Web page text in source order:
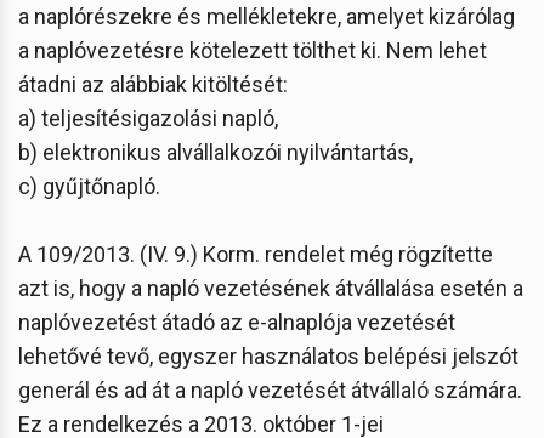
a naplórészekre és mellékletekre, amelyet kizárólag
a naplóvezetésre kötelezett tölthet ki. Nem lehet
átadni az alábbiak kitöltését:
a) teljesítésigazolási napló,
b) elektronikus alvállalkozói nyilvántartás,
c) gyűjtőnapló.
A 109/2013. (IV. 9.) Korm. rendelet még rögzítette
azt is, hogy a napló vezetésének átvállalása esetén a
naplóvezetést átadó az e-alnaplója vezetését
lehetővé tevő, egyszer használatos belépési jelszót
generál és ad át a napló vezetését átvállaló számára.
Ez a rendelkezés a 2013. október 1-jei